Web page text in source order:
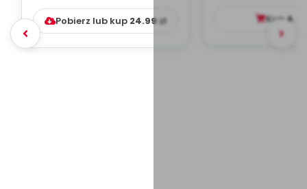
DYDAKTYC...
Pobierz lub kup 24.99zł Kup